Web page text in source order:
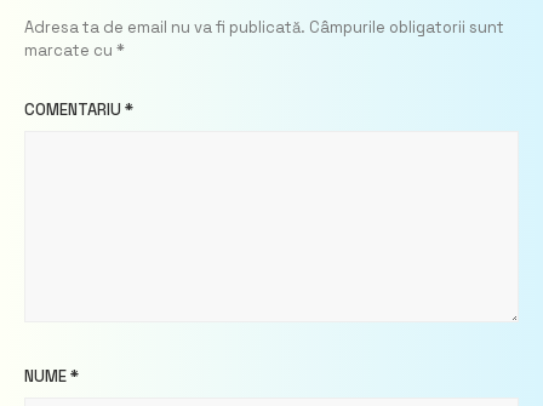
Adresa ta de email nu va fi publicată. Câmpurile obligatorii sunt
marcate cu *
COMENTARIU *
NUME*